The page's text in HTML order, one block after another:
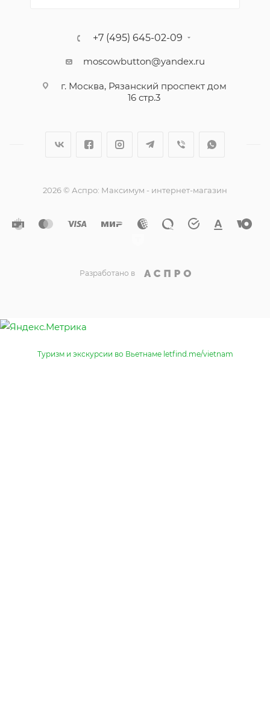
+7 (495) 645-02-09
moscowbutton@yandex.ru
г. Москва, Рязанский проспект дом
16 стр.3
2026 © Аспро: Максимум - интернет-магазин
Разработано в
Туризм и экскурсии во Вьетнаме letfind.me/vietnam